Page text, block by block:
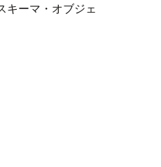
キーマ・オブジェ